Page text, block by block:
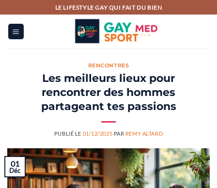
au
contenu
LE LIFESTYLE GAY QUI FAIT DU BIEN
RENCONTRES
Les meilleurs lieux pour
rencontrer des hommes
partageant tes passions
PUBLIÉ LE 01/12/2025 PAR REMY ALTARD
01
Déc